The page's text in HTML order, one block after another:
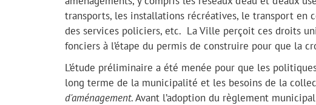
transports, les installations récréatives, le transport
des services policiers, etc. La Ville perçoit ces droits
fonciers à l’étape du permis de construire pour que la
L’étude préliminaire a été menée pour que les
long terme de la municipalité et les besoins de la
d'aménagement. Avant l’adoption du règlement